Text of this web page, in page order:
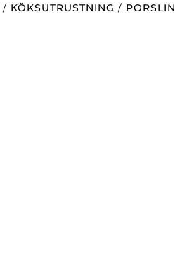
/ KÖKSUTRUSTNING / PORSLIN